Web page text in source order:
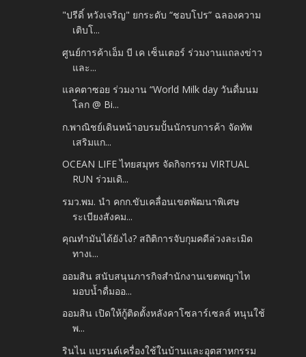
"ปรีดิ์ หวังเจริญ" ยกระดับ “ชอบโปร” ฉลองความ
เติบโ...
ศูนย์การค้าเอ็ม บี เค เซ็นเตอร์ ร่วมงานแถลงข่าว
และ...
แลคตาซอย ร่วมงาน “World Milk day วันดื่มนม
โลก @ Bi...
ก.พาณิชย์เดินหน้าอบรมปั้นนักรบการค้า จัดทัพ
เสริมแก...
OCEAN LIFE ไทยสมุทร จัดกิจกรรม VIRTUAL
RUN ร่วมเดิ...
รมว.พม. นำ คกก.ขับเคลื่อนเขตพัฒนาพิเศษ
ระเบียงสังคม...
คุณทำมันได้ยังไง? สถิติการจับกุมคดีล่วงละเมิด
ทางเ...
ออมสิน สนับสนุนภารกิจสำนักงานเขตพญาไท
มอบน้ำดื่มออ...
ออมสิน เปิดให้กู้ติดตั้งหลังคาโซลาร์เซลล์ หนุนใช้
พ...
รินไน แบรนด์เครื่องใช้ในบ้านและอุตสาหกรรม